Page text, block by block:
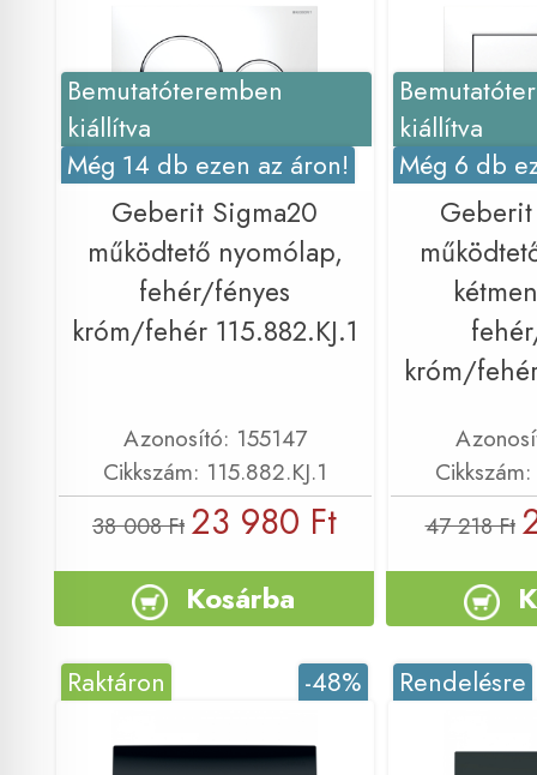
Bemutatóteremben
kiállítva
Még 14 db ezen az áron!
Geberit Sigma20
működtető nyomólap,
fehér/fényes
króm/fehér 115.882.KJ.1
Azonosító: 155147
Cikkszám: 115.882.KJ.1
38 008 Ft 23 980 Ft
Kosárba
kiállítva
Még 6 db
króm/
47 218 Ft
-48%
Raktáron Rendelésre